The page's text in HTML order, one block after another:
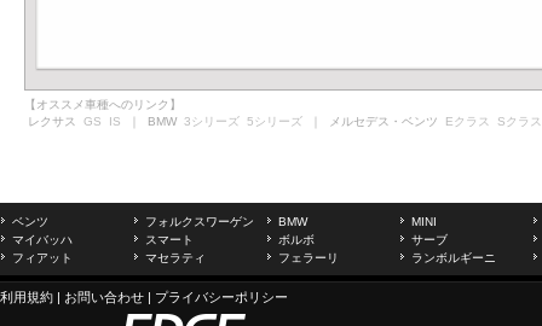
【オススメ車種へのリンク】
レクサス GS IS ｜ BMW 3シリーズ 5シリーズ ｜ メルセデス・ベンツ Eクラス Sクラス
ベンツ フォルクスワーゲン BMW
MINI
マイバッハ
スマート ボルボ
サーブ
フィアット
マセラティ フェラーリ ランボルギーニ
利用規約 | お問い合わせ | プライバシーポリシー